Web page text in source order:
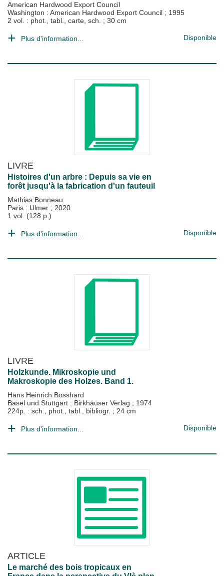
American Hardwood Export Council
Washington : American Hardwood Export Council ; 1995
2 vol. : phot., tabl., carte, sch. ; 30 cm
Plus d'information... Disponible
LIVRE
Histoires d'un arbre : Depuis sa vie en
forêt jusqu'à la fabrication d'un fauteuil
Mathias Bonneau
Paris : Ulmer ; 2020
1 vol. (128 p.)
Plus d'information... Disponible
LIVRE
Holzkunde. Mikroskopie und
Makroskopie des Holzes. Band 1.
Hans Heinrich Bosshard
Basel und Stuttgart : Birkhäuser Verlag ; 1974
224p. : sch., phot., tabl., bibliogr. ; 24 cm
Plus d'information... Disponible
ARTICLE
Le marché des bois tropicaux en